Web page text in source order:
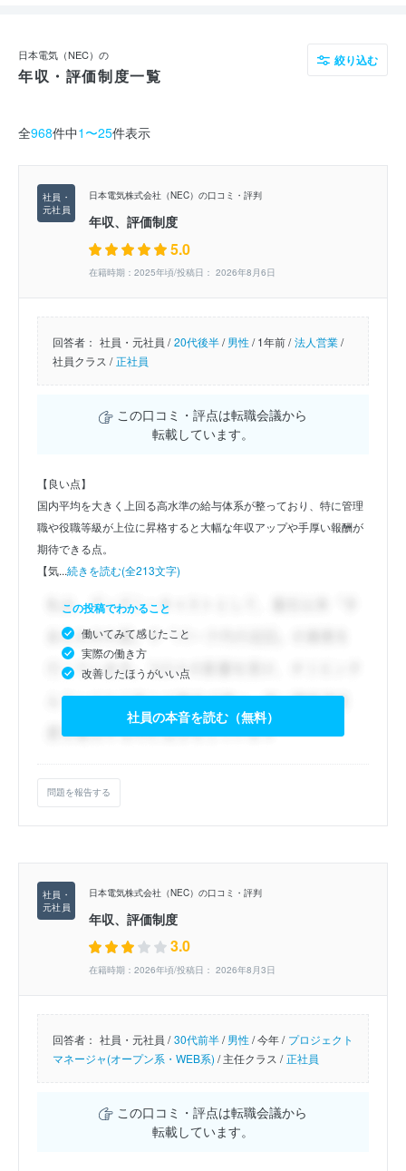
日本電気（NEC）の
年収・評価制度一覧
絞り込む
全968件中1〜25件表示
日本電気株式会社（NEC）の口コミ・評判
年収、評価制度
5.0
在籍時期：2025年頃/投稿日： 2026年8月6日
回答者： 社員・元社員 / 20代後半/男性/1年前 / 法人営業/
社員クラス / 正社員
この口コミ・評点は転職会議から
転載しています。
【良い点】
国内平均を大きく上回る高水準の給与体系が整っており、特に管理
職や役職等級が上位に昇格すると大幅な年収アップや手厚い報酬が
期待できる点。
【気...続きを読む(全213文字)
この投稿でわかること
働いてみて感じたこと
実際の働き方
改善したほうがいい点
社員の本音を読む（無料）
問題を報告する
日本電気株式会社（NEC）の口コミ・評判
年収、評価制度
3.0
在籍時期：2026年頃/投稿日： 2026年8月3日
回答者： 社員・元社員 / 30代前半/男性/今年 / プロジェクト
マネージャ(オープン系・WEB系) /主任クラス / 正社員
この口コミ・評点は転職会議から
転載しています。